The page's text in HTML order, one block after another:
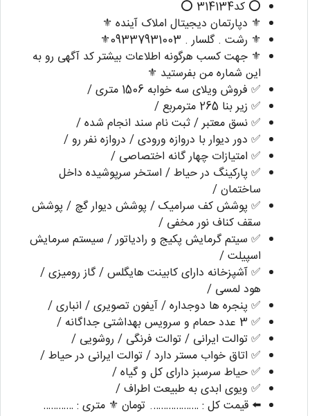
⭕ کد314134 ⭕
⚜️ دپارتمان دیجیتال املاک آینده ⚜️
⚜️ رشت . گلسار . 09337931003⚜️
⚜️ جهت کسب هرگونه اطلاعات بیشتر کد آگهی رو به
این شماره من بفرستید ⚜️
✅ فروش ویلای سه خوابه 1506 متری /
✅ زیر بنا 265 مترمربع /
✅ نسق معتبر / ثبت نام سند انجام شده /
✅ دور دیوار با دروازه ورودی / دروازه نفر رو /
✅ امتیازات چهار گانه اختصاصی /
✅ پارکینگ در حیاط / استخر سرپوشیده داخل
ساختمان /
✅ پوشش کف سرامیک / پوشش دیوار گچ / پوشش
سقف کناف نور مخفی /
✅ سیتم گرمایش پکیج و رادیاتور / سیستم سرمایش
اسپیلت /
✅ آشپزخانه دارای کابینت هایگلس / گاز رومیزی /
هود لمسی /
✅ پنجره ها دوجداره / آیفون تصویری / انباری /
✅ 3 عدد حمام و سرویس بهداشتی جداگانه /
✅ توالت ایرانی / توالت فرنگی / روشویی /
✅ اتاق خواب مستر دارد / توالت ایرانی در حیاط /
✅ حیاط سرسبز دارای کل و گیاه /
✅ ویوی ابدی به طبیعت اطراف /
⬅️ قیمت کل : ………………. تومان ⚜️ متری : …………